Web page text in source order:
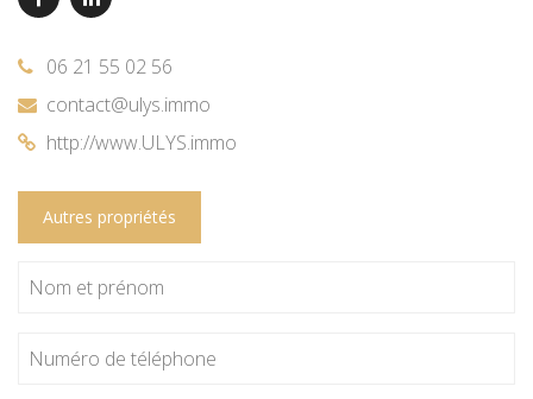
06 21 55 02 56
contact@ulys.immo
http://www.ULYS.immo
Autres propriétés